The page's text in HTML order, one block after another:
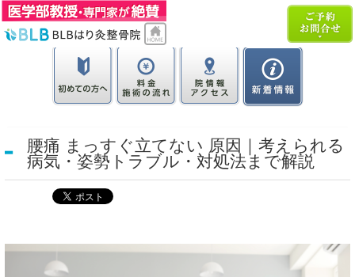
腰痛 まっすぐ立てない 原因｜考えられる
病気・姿勢トラブル・対処法まで解説